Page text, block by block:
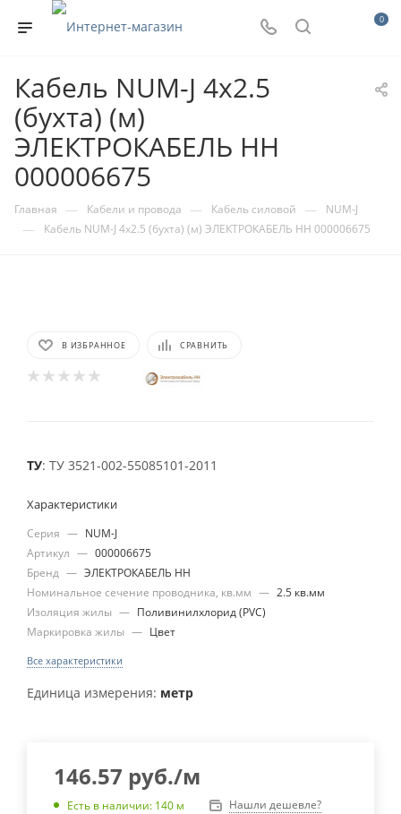
0
Кабель NUM-J 4х2.5
(бухта) (м)
ЭЛЕКТРОКАБЕЛЬ НН
000006675
Главная — Кабели и провода — Кабель силовой — NUM-J
— Кабель NUM-J 4х2.5 (бухта) (м) ЭЛЕКТРОКАБЕЛЬ НН 000006675
В ИЗБРАННОЕ СРАВНИТЬ
ТУ: ТУ 3521-002-55085101-2011
Характеристики
Серия — NUM-J
Артикул — 000006675
Бренд — ЭЛЕКТРОКАБЕЛЬ НН
Номинальное сечение проводника, кв.мм — 2.5 кв.мм
Изоляция жилы — Поливинилхлорид (PVC)
Маркировка жилы — Цвет
Все характеристики
Единица измерения: метр
146.57 руб./м
Есть в наличии: 140 м Нашли дешевле?